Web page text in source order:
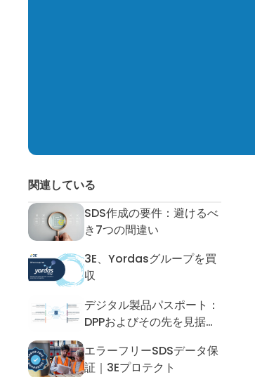
関連している
SDS作成の要件：避けるべ
き7つの間違いSDS作成の要件：避ける
3E、Yordasグループを買
収
デジタル製品パスポート：
DPPおよびその先を見据え
デジタル製品パスポート
エラーフリーSDSデータ保
証｜3Eプロテクト
エラーフリーSDSデータ